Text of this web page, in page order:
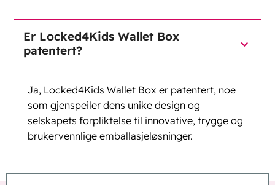
Er Locked4Kids Wallet Box
patentert?
Ja, Locked4Kids Wallet Box er patentert, noe
som gjenspeiler dens unike design og
selskapets forpliktelse til innovative, trygge og
brukervennlige emballasjeløsninger.